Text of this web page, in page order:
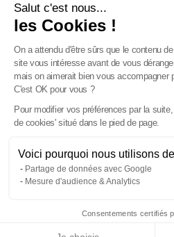
Salut c'est nous...
les Cookies !
On a attendu d'être sûrs que le contenu
site vous intéresse avant de vous
mais on aimerait bien vous accompagner
C'est OK pour vous ?
Pour modifier vos préférences par la
de cookies' situé dans le pied de page.
Voici pourquoi nous utilisons
Partage de données avec Google
Mesure d'audience & Analytics
Consentements certifiés
Politique de
CGV
Foodles
Préférences